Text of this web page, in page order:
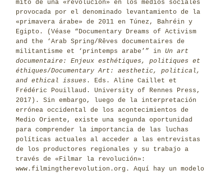
mito de una «revolución» en los medios sociales
provocada por el denominado levantamiento de la
«primavera árabe» de 2011 en Túnez, Bahréin y
Egipto. (Véase “Documentary Dreams of Activism
and the ‘Arab Spring/Rêves documentaires de
militantisme et ‘printemps arabe’” in Un art
documentaire: Enjeux esthétiques, politiques et
éthiques/Documentary Art: aesthetic, political,
and ethical issues . Eds. Aline Caillet et
Frédéric Pouillaud. University of Rennes Press,
2017). Sin embargo, luego de la interpretación
errónea occidental de los acontecimientos de
Medio Oriente, existe una segunda oportunidad
para comprender la importancia de las luchas
políticas actuales al acceder a las entrevistas
de los productores regionales y su trabajo a
través de «Filmar la revolución»:
www.filmingtherevolution.org . Aquí hay un modelo